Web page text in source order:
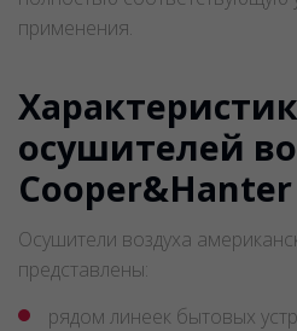
применения.
осушителей
Cooper&Hanter
Осушители воздуха
представлены:
рядом линеек бытовых